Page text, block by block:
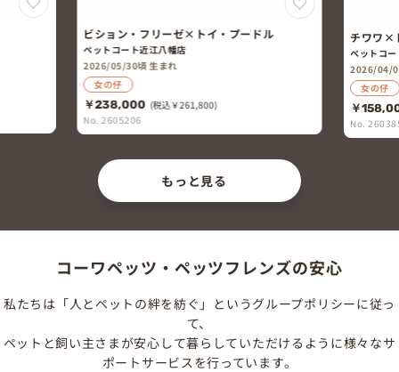
ビション・フリーゼ×トイ・プードル
ペットコート近江八幡店
2026/05/30頃 生まれ
女の仔
￥238,000 (税込￥261,800)
No. 2605206
チワワ×
ペットコ
2026/04/
女の仔
￥
No.
もっと見る
コーワペッツ・ペッツフレンズの安心
私たちは「人とペットの絆を紡ぐ」というグループポリシーに従っ
て、
ペットと飼い主さまが安心して暮らしていただけるように様々なサ
ポートサービスを行っています。